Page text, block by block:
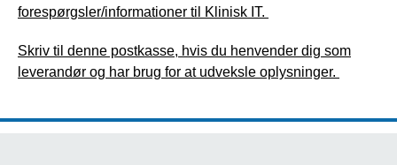
forespørgsler/informationer til Klinisk IT.
Skriv til denne postkasse, hvis du henvender dig som
leverandør og har brug for at udveksle oplysninger.